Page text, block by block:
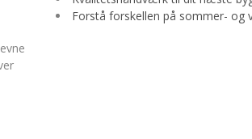
Forstå forskellen på sommer- og